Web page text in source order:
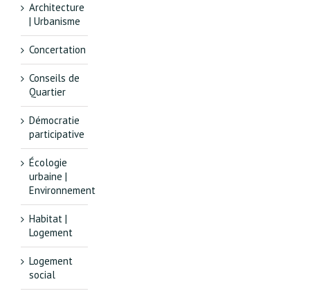
Architecture
| Urbanisme
Concertation
Conseils de
Quartier
Démocratie
participative
Écologie
urbaine |
Environnement
Habitat |
Logement
Logement
social